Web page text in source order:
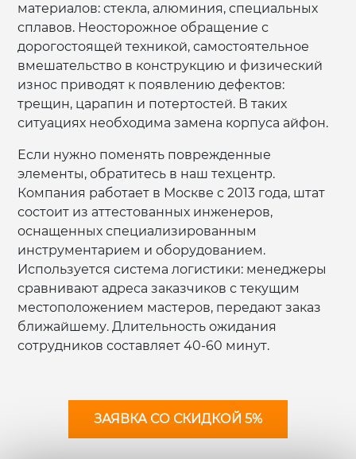
материалов: стекла, алюминия, специальных
сплавов. Неосторожное обращение с
дорогостоящей техникой, самостоятельное
вмешательство в конструкцию и физический
износ приводят к появлению дефектов:
трещин, царапин и потертостей. В таких
ситуациях необходима замена корпуса айфон.
Если нужно поменять поврежденные
элементы, обратитесь в наш техцентр.
Компания работает в Москве с 2013 года, штат
состоит из аттестованных инженеров,
оснащенных специализированным
инструментарием и оборудованием.
Используется система логистики: менеджеры
сравнивают адреса заказчиков с текущим
местоположением мастеров, передают заказ
ближайшему. Длительность ожидания
сотрудников составляет 40-60 минут.
ЗАЯВКА СО СКИДКОЙ 5%